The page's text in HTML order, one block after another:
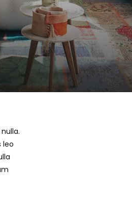
leo